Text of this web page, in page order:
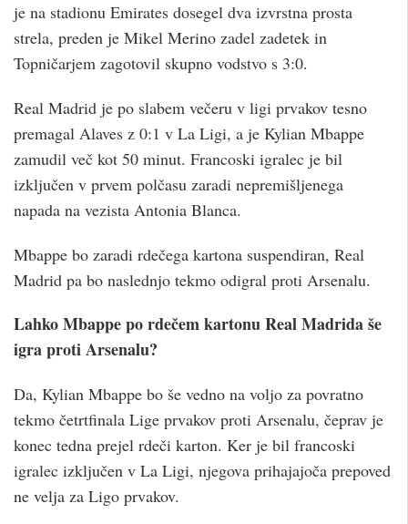
je na stadionu Emirates dosegel dva izvrstna prosta
strela, preden je Mikel Merino zadel zadetek in
Topničarjem zagotovil skupno vodstvo s 3:0.
Real Madrid je po slabem večeru v ligi prvakov tesno
premagal Alaves z 0:1 v La Ligi, a je Kylian Mbappe
zamudil več kot 50 minut. Francoski igralec je bil
izključen v prvem polčasu zaradi nepremišljenega
napada na vezista Antonia Blanca.
Mbappe bo zaradi rdečega kartona suspendiran, Real
Madrid pa bo naslednjo tekmo odigral proti Arsenalu.
Lahko Mbappe po rdečem kartonu Real Madrida še
igra proti Arsenalu?
Da, Kylian Mbappe bo še vedno na voljo za povratno
tekmo četrtfinala Lige prvakov proti Arsenalu, čeprav je
konec tedna prejel rdeči karton. Ker je bil francoski
igralec izključen v La Ligi, njegova prihajajoča prepoved
ne velja za Ligo prvakov.